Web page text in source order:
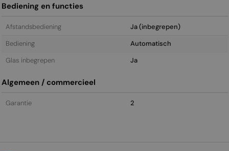
Bediening en functies
Afstandsbediening
Ja (inbegrepen)
Bediening
Automatisch
Glas inbegrepen
Ja
Algemeen / commercieel
Garantie 2